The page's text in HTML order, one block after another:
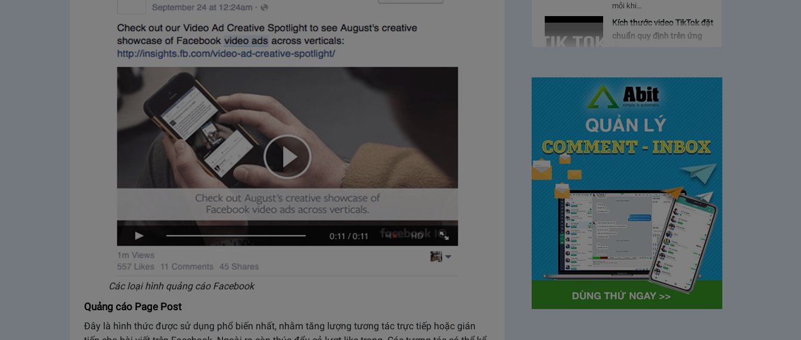
Các loại hình quảng cáo Facebook
Quảng cáo Page Post
Đây là hình thức được sử dụng phổ biến nhất, nhằm tăng lượng tương tác trực tiếp hoặc gián
mỗi khi…
Kích thước video TikTok đặt
chuẩn quy định trên ứng
Bạn sẽ cảm thấy mệt mỏi, vì cứ
phải…
Bảng giá lượt view Youtube
tại Việt Nam và Hoa kỳ mới
28/05/2020
63372
Khi tham gia chương trình
Partner Program của YouTube,
…
Cách bỏ ẩn trò chuyện trên
Zalo ở thiết bị máy tính và
điện thoại iphone
26/05/2020
62309
Bỏ ẩn cuộc trò chuyện là tính
năng khá…